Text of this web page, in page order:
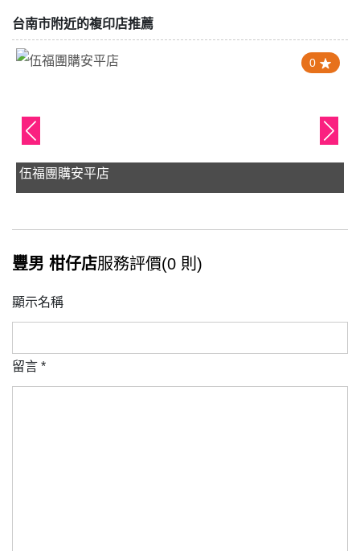
台南市附近的複印店推薦
0
伍福團購安平店
豐男 柑仔店服務評價(0 則)
顯示名稱
留言 *